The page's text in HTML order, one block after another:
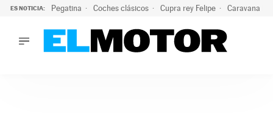
ES NOTICIA: Pegatina Coches clásicos Cupra rey Felipe Caravana